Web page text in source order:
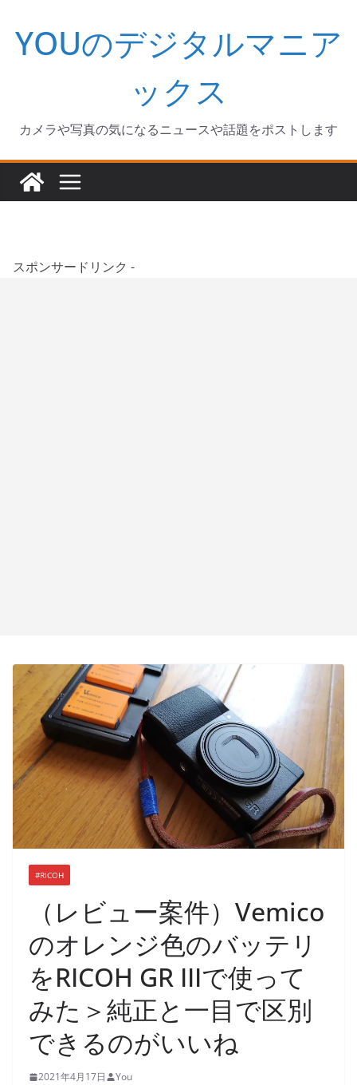
キ
YOUのデジタルマニア
ックス
カメラや写真の気になるニュースや話題をポストします
スポンサードリンク -
#RICOH
（レビュー案件）Vemico
のオレンジ色のバッテリ
をRICOH GR IIIで使って
みた＞純正と一目で区別
できるのがいいね
2021年4月17日 You